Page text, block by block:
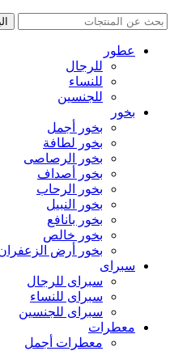
عطور
للرجال
للنساء
للجنسين
بخور
بخور أجمل
بخور لطافة
بخور الرصاصى
بخور أصداف
بخور الرحاب
بخور النبيل
بخور بانافع
بخور خالص
بخور أرض
سبراى
سبراى للرجال
سبراى للنساء
سبراى للجنسين
معطرات
معطرات أجمل